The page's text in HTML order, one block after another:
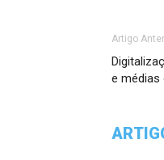
Artigo
e médias